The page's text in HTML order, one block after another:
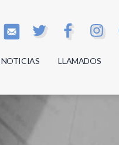
NOTICIAS LLAMADOS